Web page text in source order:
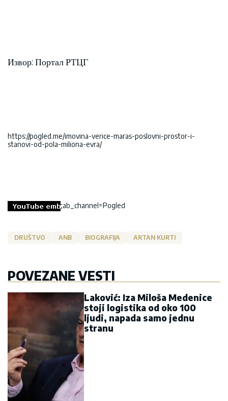
Извор: Портал РТЦГ
https://pogled.me/imovina-verice-maras-poslovni-prostor-i-
stanovi-od-pola-miliona-evra/
;ab_channel=Pogled
DRUŠTVO ANB BIOGRAFIJA ARTAN KURTI
POVEZANE VESTI
Laković: Iza Miloša Medenice
stoji logistika od oko 100
ljudi, napada samo jednu
stranu